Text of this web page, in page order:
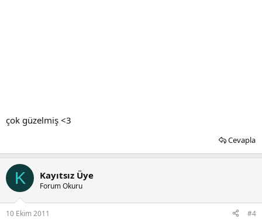
çok güzelmiş <3
Cevapla
K Kayıtsız Üye
Forum Okuru
10 Ekim 2011 #4